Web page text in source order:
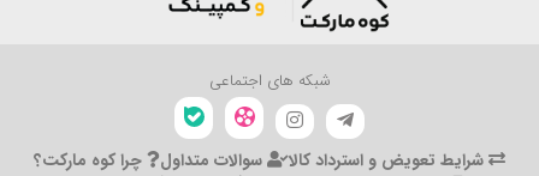
شبکه های اجتماعی
شرایط تعویض و استرداد کالا سوالات متداول
چرا کوه مارکت؟